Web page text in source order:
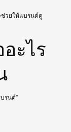
ช่วยให้แบรนด์ดู
ะไร
รนด์”